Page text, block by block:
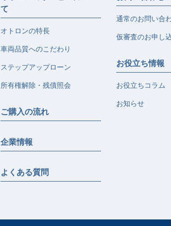
て
オトロンの特長
車両品質へのこだわり
ステップアップローン
所有権解除・残債照会
ご購入の流れ
企業情報
よくある質問
通常のお問い合
仮審査のお申し
お役立ち情報
お役立ちコラム
お知らせ